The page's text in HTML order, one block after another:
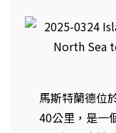
馬斯特蘭德位
40公里，是一